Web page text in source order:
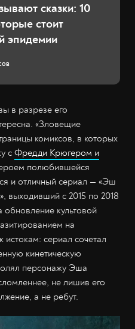
сказки: 10
стоит
эпидемии
в разрезе его
«Зловещие
комиксов, в которых
с Фредди Крюгером и
полюбившейся
и отличный сериал — «Эш
выходивший с 2015 по 2018
обновление культовой
на
истокам: сериал сочетал
кинетическую
персонажу Эша
не лишив его
а не ребут.